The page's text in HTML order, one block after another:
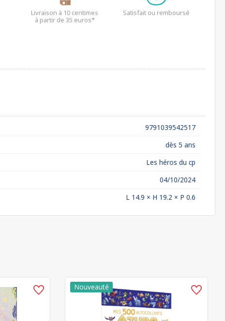
Livraison à 10 centimes
à partir de 35 euros*
Satisfait ou remboursé
9791039542517
dès 5 ans
Les héros du cp
04/10/2024
L 14.9 × H 19.2 × P 0.6